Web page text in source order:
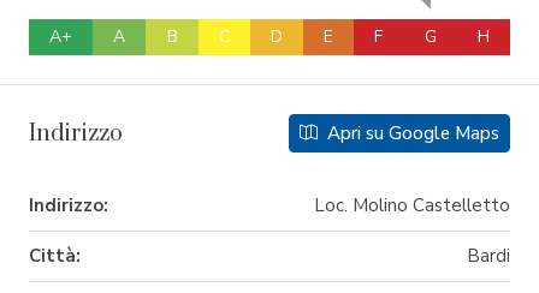
A+ A B C D E F G H
Indirizzo Apri su Google Maps
Indirizzo: Loc. Molino Castelletto
Città: Bardi